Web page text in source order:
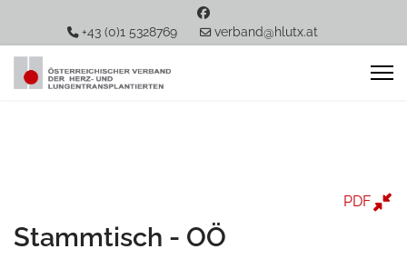
+43 (0)1 5328769 verband@hlutx.at
PDF
Stammtisch - OÖ